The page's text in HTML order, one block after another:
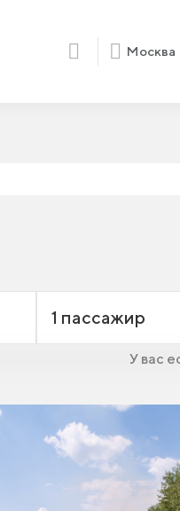
Москва
1 пассажир
У вас